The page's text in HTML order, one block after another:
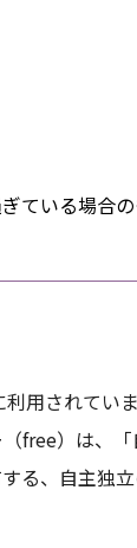
ている場合
用されてい
free）は、
る、自主独